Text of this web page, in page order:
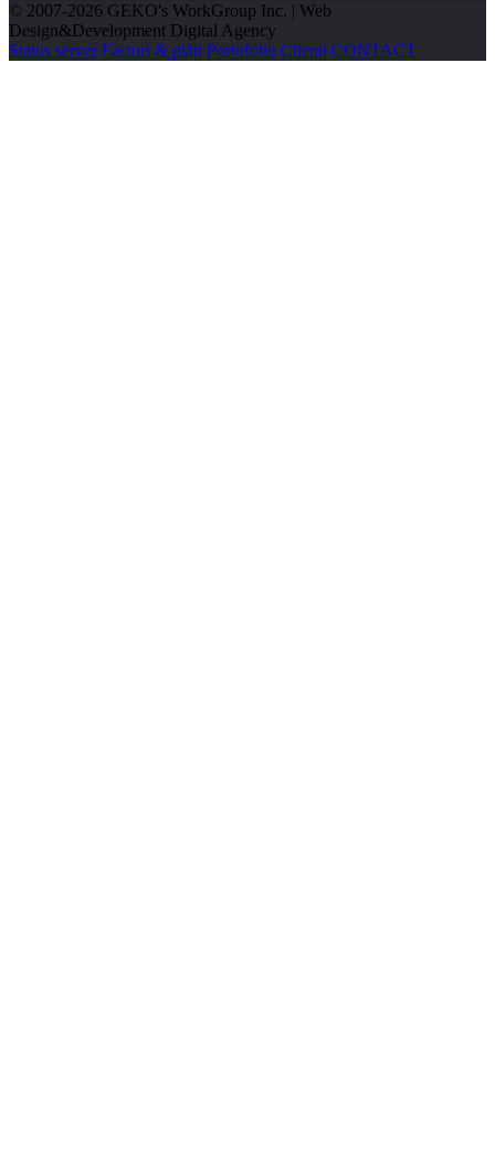
© 2007-2026 GEKO's WorkGroup Inc. | Web
Design&Development Digital Agency
Status server Facturi & plăți Portofoliu Clienți CONTACT